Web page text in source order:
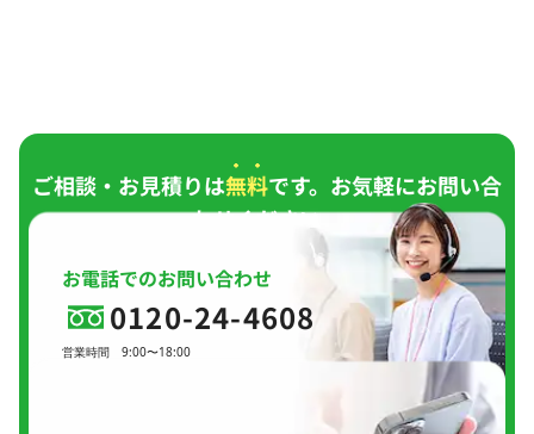
ご相談・お見積りは無料です。お気軽にお問い合
わせください。
お電話でのお問い合わせ
0120-24-4608
営業時間
9:00〜18:00